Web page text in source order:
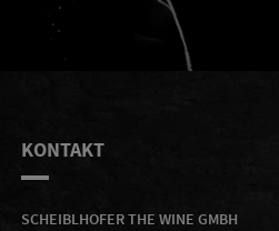
KONTAKT
SCHEIBLHOFER THE WINE GMBH